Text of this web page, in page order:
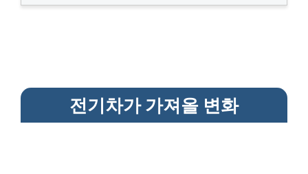
전기차가 가져올 변화